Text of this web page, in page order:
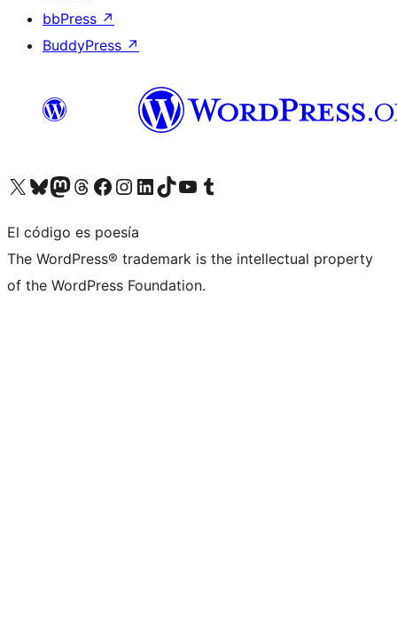
bbPress ↗
BuddyPress ↗
Visita nuestra cuenta de X (anteriormente Twitter)
Visita nuestra cuenta de Bluesky
Visita nuestra cuenta de Mastodon
Visita nuestra cuenta de Threads
Visita nuestra página de Facebook
Visita nuestra cuenta de Instagram
Visita nuestra cuenta de LinkedIn
Visita nuestra cuenta de TikTok
Visita nuestro canal de YouTube
Visita nuestra cuenta de Tumblr
El código es poesía
The WordPress® trademark is the intellectual property
of the WordPress Foundation.